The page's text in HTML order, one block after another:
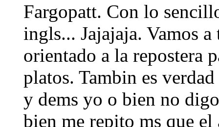
Fargopatt. Con lo
ingls... Jajajaja. Vamos
orientado a la repostera
platos. Tambin es
y dems yo o bien no
bien me repito ms que